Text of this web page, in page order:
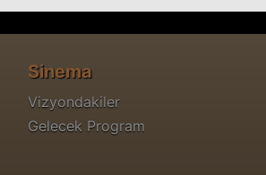
Sinema
Vizyondakiler
Gelecek Program